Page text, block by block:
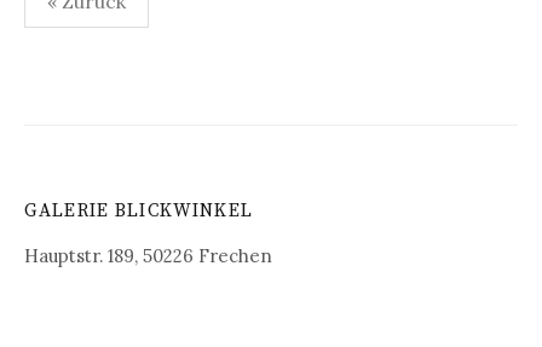
der
GALERIE BLICKWINKEL
Hauptstr. 189, 50226 Frechen